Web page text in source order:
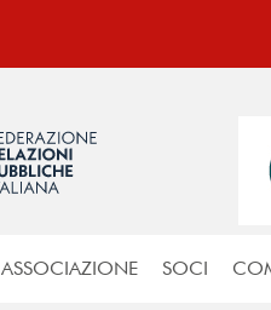
ASSOCIAZIONE SOCI